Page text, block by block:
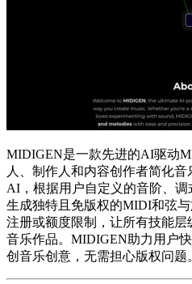
MIDIGEN是一款先进的AI驱动
人、制作人和内容创作者简化
AI，根据用户自定义的音阶、调
生成独特且免版权的MIDI和弦
注册或额度限制，让所有技能
音乐作品。MIDIGEN助力用户
创音乐创意，无需担心版权问题